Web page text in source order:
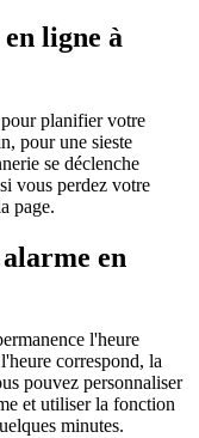
ligne à
planifier votre
pour une sieste
se déclenche
vous perdez votre
page.
en
l'heure
correspond, la
pouvez personnaliser
et utiliser la fonction
minutes.